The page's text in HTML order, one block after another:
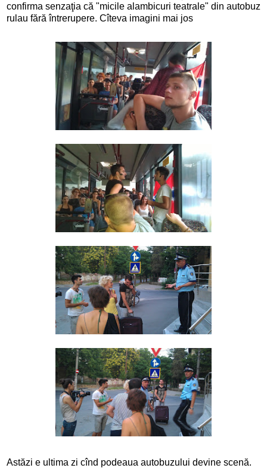
confirma senzaţia că "micile alambicuri teatrale" din autobuz
rulau fără întrerupere. Cîteva imagini mai jos
Astăzi e ultima zi cînd podeaua autobuzului devine scenă.